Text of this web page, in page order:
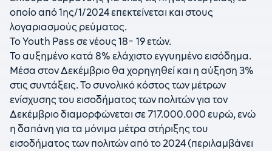
οποίο από 1ης/1/2024 επεκτείνεται και στους
λογαριασμούς ρεύματος.
Το Youth Pass σε νέους 18- 19 ετών.
Το αυξημένο κατά 8% ελάχιστο εγγυημένο εισόδημα.
Μέσα στον Δεκέμβριο θα χορηγηθεί και η αύξηση 3%
στις συντάξεις. Το συνολικό κόστος των μέτρων
ενίσχυσης του εισοδήματος των πολιτών για τον
Δεκέμβριο διαμορφώνεται σε 717.000.000 ευρώ, ενώ
η δαπάνη για τα μόνιμα μέτρα στήριξης του
εισοδήματος των πολιτών από το 2024 (περιλαμβάνει